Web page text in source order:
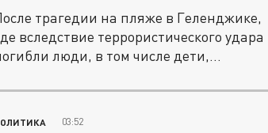
трагедии на пляже в Геленджике,
вследствие террористического удара
люди, в том числе дети,...
03:52